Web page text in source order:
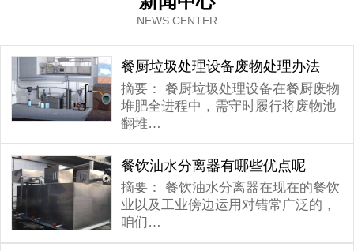
NEWS CENTER
餐厨垃圾处理设备废物处理办法
摘要：
餐厨垃圾处理设备在餐厨废物
堆肥全进程中，需守时履行将废物池
翻堆…
餐饮油水分离器有哪些优点呢
摘要：
餐饮油水分离器在现在的餐饮
业以及工业傍边运用对错常广泛的，
咱们…